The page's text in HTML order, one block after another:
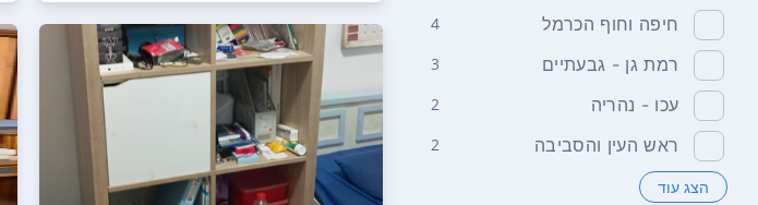
חיפה וחוף הכרמל 4
רמת גן - גבעתיים 3
עכו - נהריה 2
ראש העין והסביבה 2
הצג עוד